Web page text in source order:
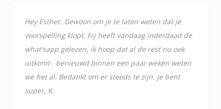
Hey Esther, Gewoon om je te laten weten dat je
voorspelling klopt. hij heeft vandaag inderdaad de
what'sapp gelezen, ik hoop dat al de rest nu ook
uitkomt . benieuwd binnen een paar weken weten
we het al. Bedankt om er steeds te zijn. Je bent
super, K.